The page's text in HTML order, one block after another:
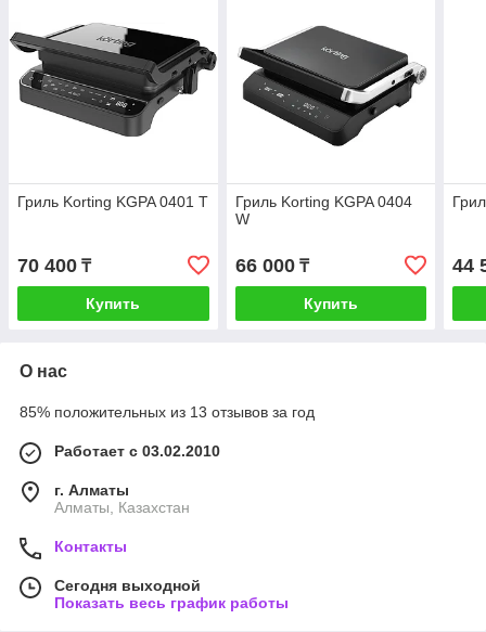
Гриль Korting KGPA 0401 T
70 400 ₸
Купить
Гриль Korting KGPA 0404
W
66 000₸
Купить
44
О нас
85% положительных из 13 отзывов за год
Работает с 03.02.2010
г. Алматы
Алматы, Казахстан
Контакты
Сегодня выходной
Показать весь график работы